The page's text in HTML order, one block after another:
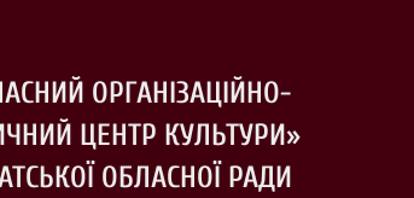
ОРГАНІЗАЦІЙНО-
ЦЕНТР КУЛЬТУРИ»
ОБЛАСНОЇ РАДИ